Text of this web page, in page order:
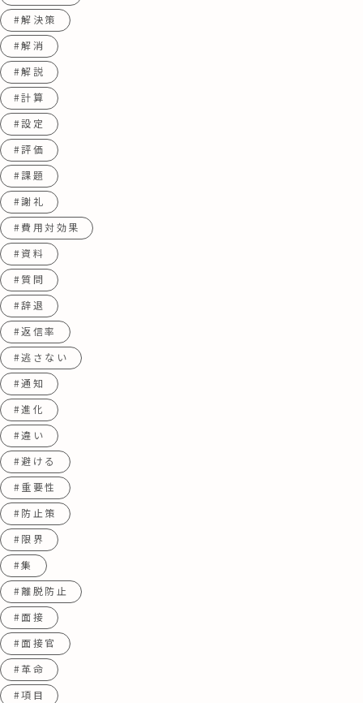
#解決策
#解消
#解説
#計算
#設定
#評価
#課題
#謝礼
#費用対効果
#資料
#質問
#辞退
#返信率
#逃さない
#通知
#進化
#違い
#避ける
#重要性
#防止策
#限界
#集
#離脱防止
#面接
#面接官
#革命
#項目